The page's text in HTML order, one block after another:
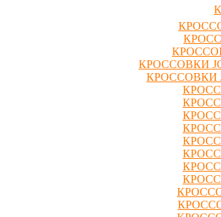
КРОССОВКИ
КРОССОВКИ